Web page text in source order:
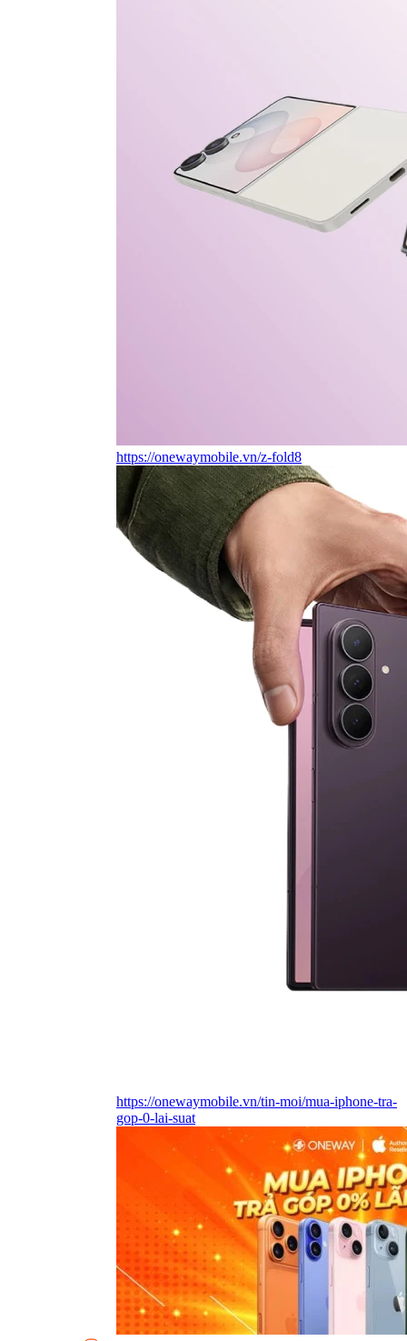
https://onewaymobile.vn/z-fold8
https://onewaymobile.vn/tin-moi/mua-iphone-tra-
gop-0-lai-suat